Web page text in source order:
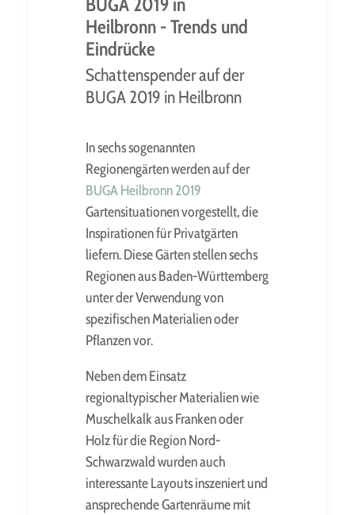
BUGA 2019 in
Heilbronn - Trends und
Eindrücke
Schattenspender auf der
BUGA 2019 in Heilbronn
In sechs sogenannten
Regionengärten werden auf der
BUGA Heilbronn 2019
Gartensituationen vorgestellt, die
Inspirationen für Privatgärten
liefern. Diese Gärten stellen sechs
Regionen aus Baden-Württemberg
unter der Verwendung von
spezifischen Materialien oder
Pflanzen vor.
Neben dem Einsatz
regionaltypischer Materialien wie
Muschelkalk aus Franken oder
Holz für die Region Nord-
Schwarzwald wurden auch
interessante Layouts inszeniert und
ansprechende Gartenräume mit